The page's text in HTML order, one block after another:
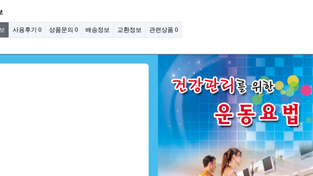
사용후기 0 상품문의 0 배송정보 교환정보 관련상품 0